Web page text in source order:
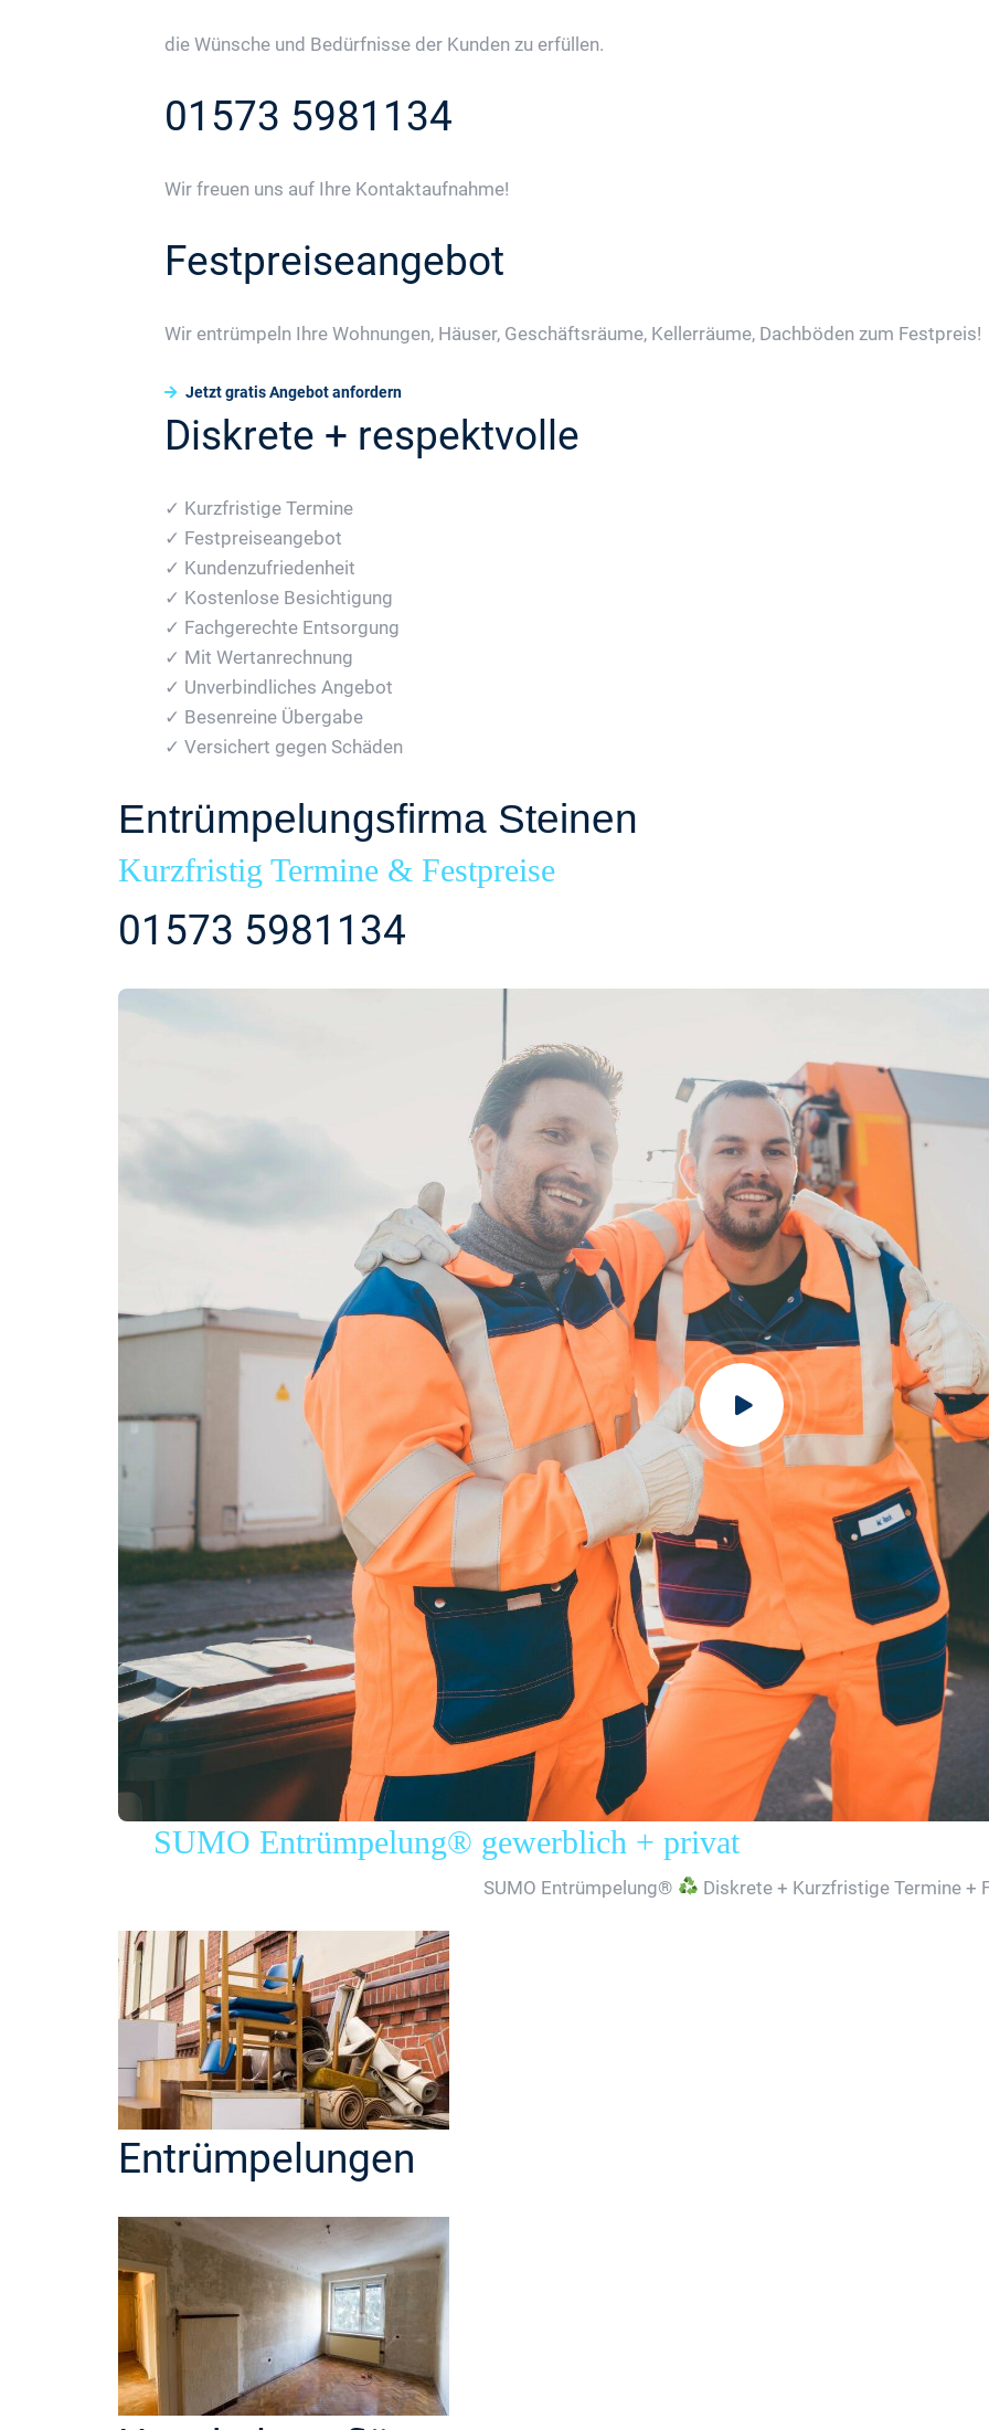
die Wünsche und Bedürfnisse der Kunden zu erfüllen.
01573 5981134
Wir freuen uns auf Ihre Kontaktaufnahme!
Festpreiseangebot
Wir entrümpeln Ihre Wohnungen, Häuser, Geschäftsräume, Kellerräume, Dachböden zum Festpreis!
Jetzt gratis Angebot anfordern
Diskrete + respektvolle
✓ Kurzfristige Termine
✓ Festpreiseangebot
✓ Kundenzufriedenheit
✓ Kostenlose Besichtigung
✓ Fachgerechte Entsorgung
✓ Mit Wertanrechnung
✓ Unverbindliches Angebot
✓ Besenreine Übergabe
✓ Versichert gegen Schäden
Entrümpelungsfirma Steinen
Kurzfristig Termine & Festpreise
01573 5981134
SUMO Entrümpelung® gewerblich + privat
SUMO Entrümpelung® Diskrete + Kurzfristige Termine +
Entrümpelungen